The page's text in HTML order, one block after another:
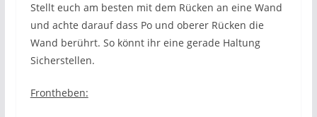
Stellt euch am besten mit dem Rücken an eine Wand
und achte darauf dass Po und oberer Rücken die
Wand berührt. So könnt ihr eine gerade Haltung
Sicherstellen.
Frontheben: